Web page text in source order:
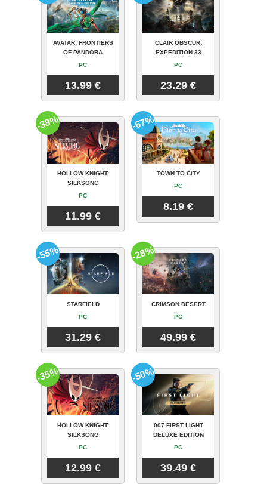
AVATAR: FRONTIERS
OF PANDORA
PC
13.99 €
CLAIR OBSCUR:
EXPEDITION 33
PC
23.29 €
HOLLOW KNIGHT:
SILKSONG
PC
11.99 €
-38%
TOWN TO CITY
PC
8.19 €
-67%
STARFIELD
PC
31.29 €
-55%
CRIMSON DESERT
PC
49.99 €
-28%
HOLLOW KNIGHT:
SILKSONG
PC
12.99 €
-35%
007 FIRST LIGHT
DELUXE EDITION
PC
39.49 €
-50%